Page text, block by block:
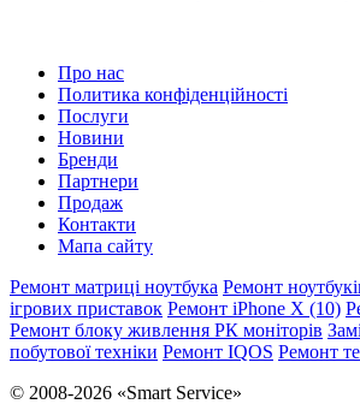
Про нас
Политика конфіденційності
Послуги
Новини
Бренди
Партнери
Продаж
Контакти
Мапа сайту
Ремонт матриці ноутбука Ремонт
ігрових приставок Ремонт iPhone X (10)
Ремонт блоку живлення РК моніторів
побутової техніки Ремонт IQOS Ремонт
© 2008-2026 «Smart Service»